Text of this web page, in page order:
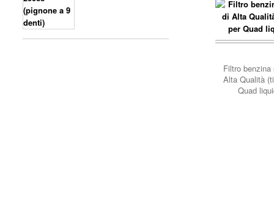
Filtro
Alta Qualità
Quad